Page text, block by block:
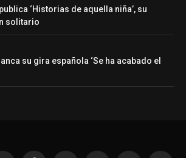
‘Historias de aquella niña’, su
solitario
su gira española ‘Se ha acabado el